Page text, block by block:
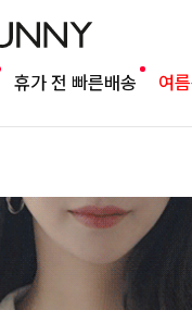
휴가 전 빠른배송 여